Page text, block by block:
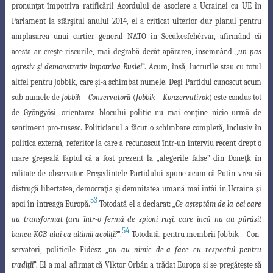
pronunţat împotriva ratificării Acordului de asociere a Ucrainei cu UE în
Parlament la sfârşitul anului 2014, el a criticat ulterior dur planul pentru
amplasarea unui cartier general NATOîn Secukesfehérvár, afirmând că
acesta ar creşte riscurile, mai degrabă decât apărarea , însemnând „un pas
agresiv şi demonstrativ împotriva Rusiei”. Acum, însă, lucrurile stau cu totul
altfel pentru Jobbik, care şi-a schimbat numele. Deşi Partidul cunoscut acum
sub numele de Jobbik – Conservatorii (Jobbik – Konzervatívok) este condus tot
de Gyöngyösi, orientarea blocului politic nu mai conţine nicio urmă de
sentiment pro-rusesc. Politicianul a făcut o schimbare completă, inclusiv în
politica externă, referitor la care a recunoscut într-un interviu recent drept o
mare greşeală faptul că a fost prezent la „alegerile false” din Doneţk în
calitate de observator. PreşedintelePartidului spune acum că Putin vrea să
distrugă libertatea, democraţia şi demnitatea umană mai întâi în Ucraina şi
apoi în întreaga Europă.53Totodată el a declarat: „Ce aşteptăm de la cei care
au transformat ţara într-o fermă de spioni ruşi, care încă nu au părăsit
banca KGB-ului ca ultimii acoliţi?”.54 Totodată, pentru membrii Jobbik – Con-
servatori, politicile Fidesz „ nu au nimic de-a face cu respectul pentru
tradiţii”. El a mai afirmat că Viktor Orbán a trădat Europa şi se pregăteşte să